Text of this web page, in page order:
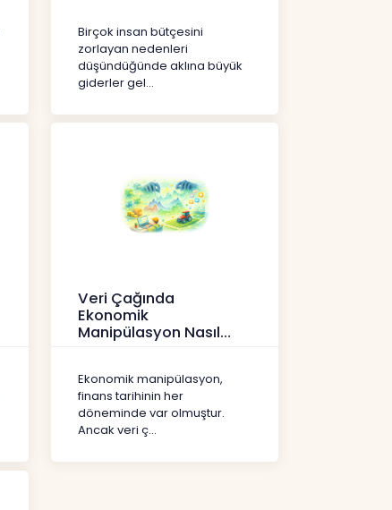
Birçok insan bütçesini
zorlayan nedenleri
düşündüğünde aklına büyük
giderler gel...
Veri Çağında
Ekonomik
Manipülasyon Nasıl
Ekonomik manipülasyon,
finans tarihinin her
döneminde var olmuştur.
Ancak veri ç...